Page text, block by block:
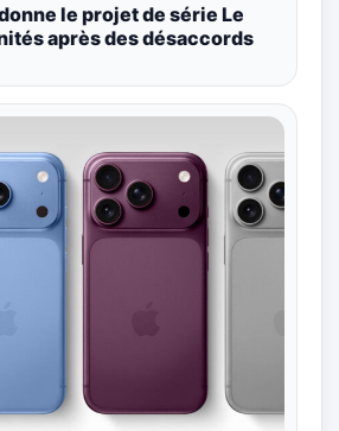
le projet de série Le
après des désaccords